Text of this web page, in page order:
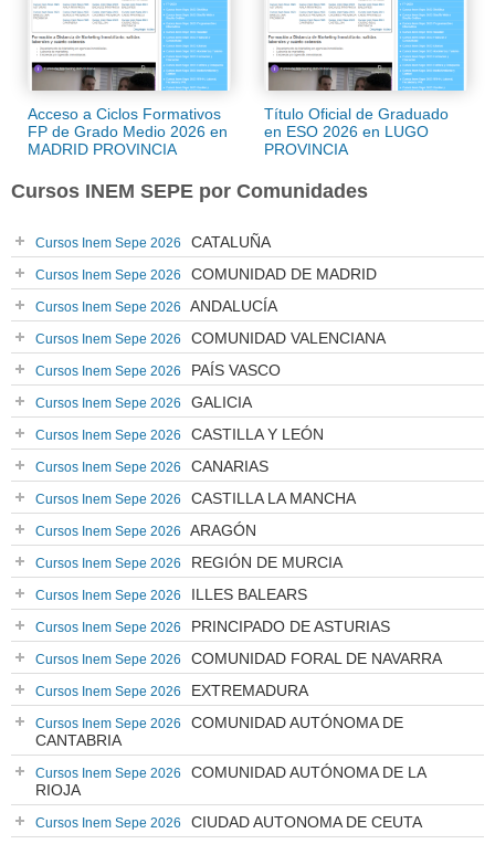
Acceso a Ciclos Formativos
FP de Grado Medio 2026 en
MADRID PROVINCIA
Título Oficial de Graduado
en ESO 2026 en LUGO
PROVINCIA
Cursos INEM SEPE por Comunidades
Cursos Inem Sepe 2026 CATALUÑA
Cursos Inem Sepe 2026 COMUNIDAD DE MADRID
Cursos Inem Sepe 2026 ANDALUCÍA
Cursos Inem Sepe 2026 COMUNIDAD VALENCIANA
Cursos Inem Sepe 2026 PAÍS VASCO
Cursos Inem Sepe 2026 GALICIA
Cursos Inem Sepe 2026 CASTILLA Y LEÓN
Cursos Inem Sepe 2026 CANARIAS
Cursos Inem Sepe 2026 CASTILLA LA MANCHA
Cursos Inem Sepe 2026 ARAGÓN
Cursos Inem Sepe 2026 REGIÓN DE MURCIA
Cursos Inem Sepe 2026 ILLES BALEARS
Cursos Inem Sepe 2026 PRINCIPADO DE ASTURIAS
Cursos Inem Sepe 2026 COMUNIDAD FORAL DE NAVARRA
Cursos Inem Sepe 2026 EXTREMADURA
Cursos Inem Sepe 2026
COMUNIDAD AUTÓNOMA DE
CANTABRIA
Cursos Inem Sepe 2026
COMUNIDAD AUTÓNOMA DE LA
RIOJA
Cursos Inem Sepe 2026 CIUDAD AUTONOMA DE CEUTA